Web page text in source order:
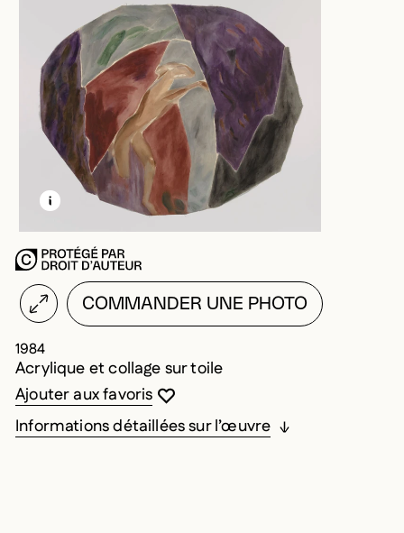
EN SAVOIR PLUS SUR CETTE IMAGE
OUVRIR LA MODALE
COMMANDER UNE PHOTO
1984
Acrylique et collage sur toile
Vous devez être connecté pour ajouter
Fermer la modale
Ouvrir la modale
Ajouter aux favoris
Informations détaillées sur l’œuvre